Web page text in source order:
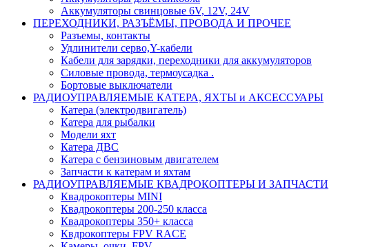
Аккумуляторы свинцовые 6V, 12V, 24V
ПЕРЕХОДНИКИ, РАЗЪЁМЫ, ПРОВОДА И ПРОЧЕЕ
Разъемы, контакты
Удлинители серво,Y-кабели
Кабели для зарядки, переходники для аккумуляторов
Силовые провода, термоусадка .
Бортовые выключатели
РАДИОУПРАВЛЯЕМЫЕ КАТЕРА, ЯХТЫ и АКСЕССУАРЫ
Катера (электродвигатель)
Катера для рыбалки
Модели яхт
Катера ДВС
Катера с бензиновым двигателем
Запчасти к катерам и яхтам
РАДИОУПРАВЛЯЕМЫЕ КВАДРОКОПТЕРЫ И ЗАПЧАСТИ
Квадрокоптеры MINI
Квадрокоптеры 200-250 класса
Квадрокоптеры 350+ класса
Квдрокоптеры FPV RACE